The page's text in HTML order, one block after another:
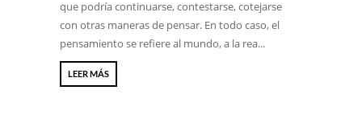
que podría continuarse, contestarse, cotejarse
con otras maneras de pensar. En todo caso, el
pensamiento se refiere al mundo, a la rea...
LEER MÁS